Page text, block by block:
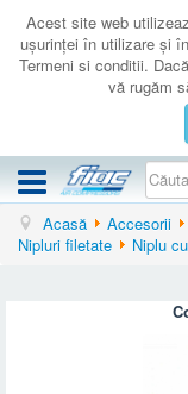
Acest site web
uşurinţei în utilizare şi
Termeni si conditii.
vă rugăm
COMPRESOARE
Acasă Accesorii
Nipluri filetate
Niplu